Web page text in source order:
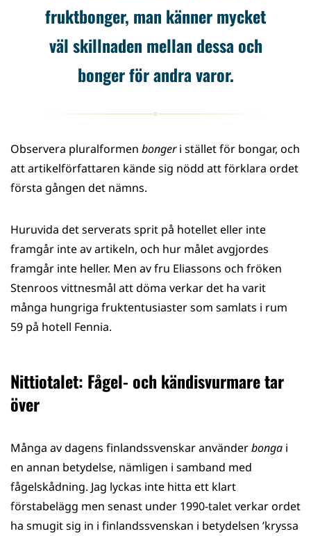
fruktbonger, man känner mycket
väl skillnaden mellan dessa och
bonger för andra varor.
Observera pluralformen bongeri stället för bongar, och
att artikelförfattaren kände sig nödd att förklara ordet
första gången det nämns.
Huruvida det serverats sprit på hotellet eller inte
framgår inte av artikeln, och hur målet avgjordes
framgår inte heller. Men av fru Eliassons och fröken
Stenroos vittnesmål att döma verkar det ha varit
många hungriga fruktentusiaster som samlats i rum
59 på hotell Fennia.
Nittiotalet: Fågel- och kändisvurmare tar
över
Många av dagens finlandssvenskar använderbonga i
en annan betydelse, nämligen i samband med
fågelskådning. Jag lyckas inte hitta ett klart
förstabelägg men senast under 1990-talet verkar ordet
ha smugit sig in i finlandssvenskan i betydelsen ’kryssa